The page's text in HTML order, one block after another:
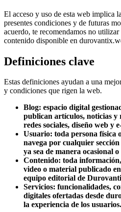
El acceso y uso de esta web implica
presentes condiciones y de futuras
acuerdo, te recomendamos no
contenido disponible en
Definiciones clave
Estas definiciones ayudan a una
y condiciones que rigen la web.
Blog: espacio digital
publican artículos, noticias y
redes sociales, diseño web y
Usuario: toda persona física
navega por cualquier
ya sea de manera ocasional
Contenido: toda
video o material publicado
equipo editorial de
Servicios: funcionalidades,
digitales ofertadas desde
la experiencia de los usuarios.